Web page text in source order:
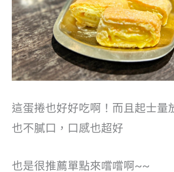
這蛋捲也好好吃啊！而且起士量
也不膩口，口感也超好
也是很推薦單點來嚐嚐啊~~